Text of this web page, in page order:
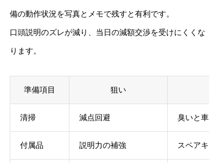
備の動作状況を写真とメモで残すと有利です。
口頭説明のズレが減り、当日の減額交渉を受けにくくな
ります。
準備項目 狙い
清掃 減点回避 臭いと車内
付属品 説明力の補強 スペアキ